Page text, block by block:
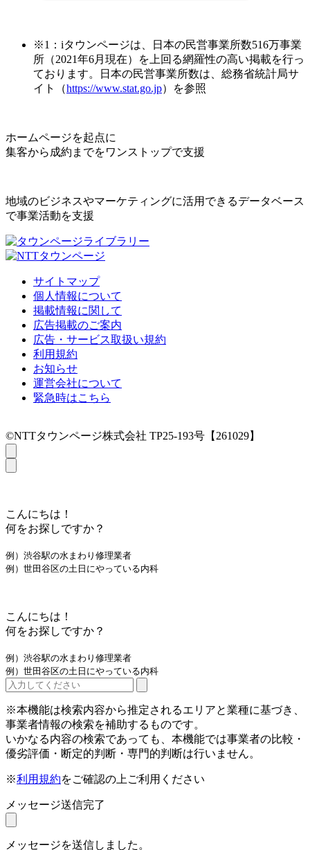
※1：iタウンページは、日本の民営事業所数516万事業
所（2021年6月現在）を上回る網羅性の高い掲載を行っ
ております。日本の民営事業所数は、総務省統計局サ
イト（https://www.stat.go.jp）を参照
ホームページを起点に
集客から成約までをワンストップで支援
地域のビジネスやマーケティングに活用できるデータベース
で事業活動を支援
サイトマップ
個人情報について
掲載情報に関して
広告掲載のご案内
広告・サービス取扱い規約
利用規約
お知らせ
運営会社について
緊急時はこちら
©NTTタウンページ株式会社 TP25-193号【261029】
こんにちは！
何をお探しですか？
例）渋谷駅の水まわり修理業者
例）世田谷区の土日にやっている内科
こんにちは！
何をお探しですか？
例）渋谷駅の水まわり修理業者
例）世田谷区の土日にやっている内科
※本機能は検索内容から推定されるエリアと業種に基づき、
事業者情報の検索を補助するものです。
いかなる内容の検索であっても、本機能では事業者の比較・
優劣評価・断定的判断・専門的判断は行いません。
※利用規約をご確認の上ご利用ください
メッセージ送信完了
メッセージを送信しました。